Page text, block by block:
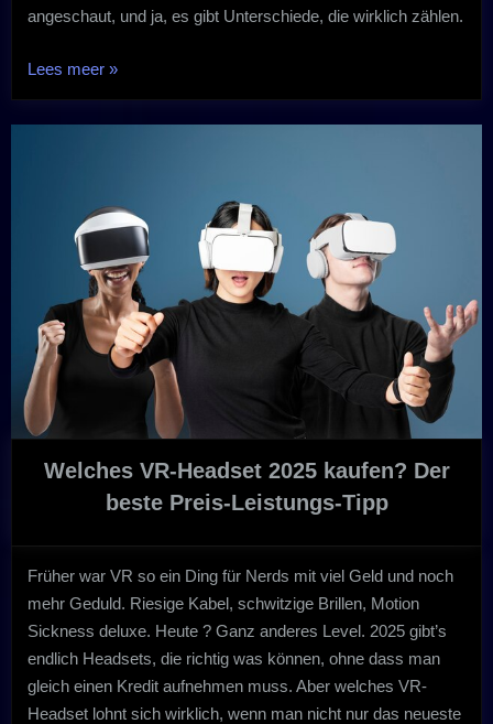
angeschaut, und ja, es gibt Unterschiede, die wirklich zählen.
Lees meer„Welche
solltest
kaufen:
PS5
Pro,
Xbox
Series
X
oder
Switch
»
Welches VR-Headset 2025 kaufen? Der
beste Preis-Leistungs-Tipp
Früher war VR so ein Ding für Nerds mit viel Geld und noch
mehr Geduld. Riesige Kabel, schwitzige Brillen, Motion
Sickness deluxe. Heute ? Ganz anderes Level. 2025 gibt’s
endlich Headsets, die richtig was können, ohne dass man
gleich einen Kredit aufnehmen muss. Aber welches VR-
Headset lohnt sich wirklich, wenn man nicht nur das neueste